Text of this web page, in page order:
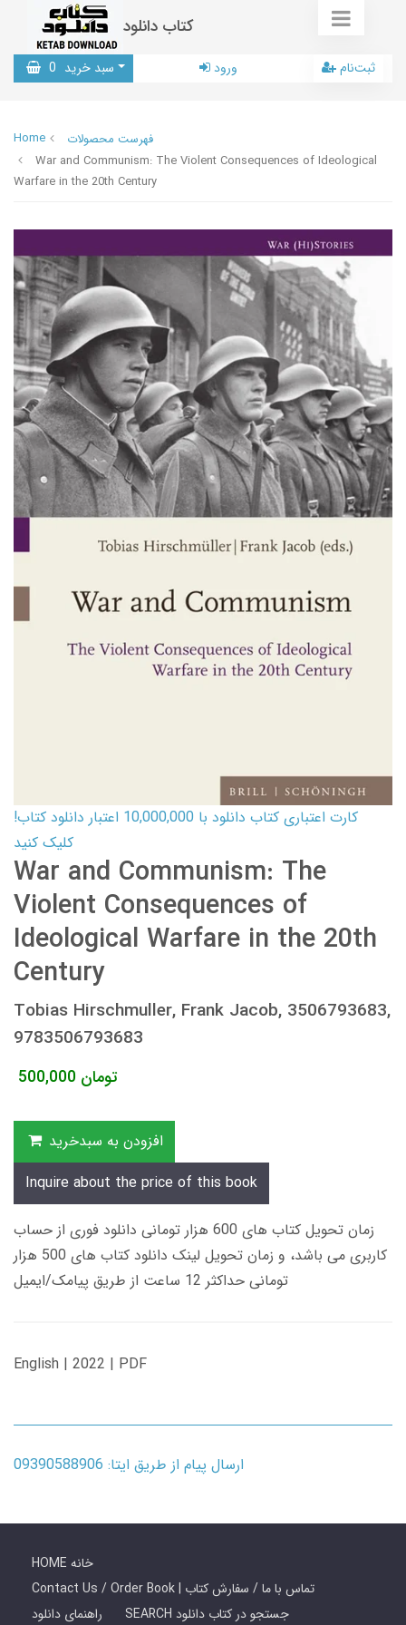
کتاب دانلود
سبد خرید 0 ورود ثبت‌نام
Home
فهرست محصولات
War and Communism: The Violent Consequences of Ideological
Warfare in the 20th Century
کارت اعتباری کتاب دانلود با 10,000,000 اعتبار دانلود کتاب!
کلیک کنید
War and Communism: The
Violent Consequences of
Ideological Warfare in the 20th
Century
Tobias Hirschmuller, Frank Jacob, 3506793683,
9783506793683
500,000 تومان
افزودن به سبدخرید
Inquire about the price of this book
زمان تحویل کتاب های 600 هزار تومانی دانلود فوری از حساب
کاربری می باشد، و زمان تحویل لینک دانلود کتاب های 500 هزار
تومانی حداکثر 12 ساعت از طریق پیامک/ایمیل
English | 2022 | PDF
ارسال پیام از طریق ایتا: 09390588906
HOME خانه
Contact Us / Order Book | تماس با ما / سفارش کتاب
راهنمای دانلود
SEARCH جستجو در کتاب دانلود